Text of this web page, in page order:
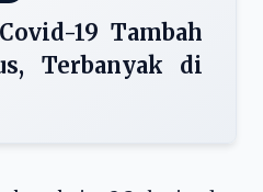
19 Tambah
Terbanyak di